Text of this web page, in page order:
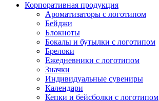
Корпоративная продукция
Ароматизаторы с логотипом
Бейджи
Блокноты
Бокалы и бутылки с логотипом
Брелоки
Ежедневники с логотипом
Значки
Индивидуальные сувениры
Календари
Кепки и бейсболки с логотипом